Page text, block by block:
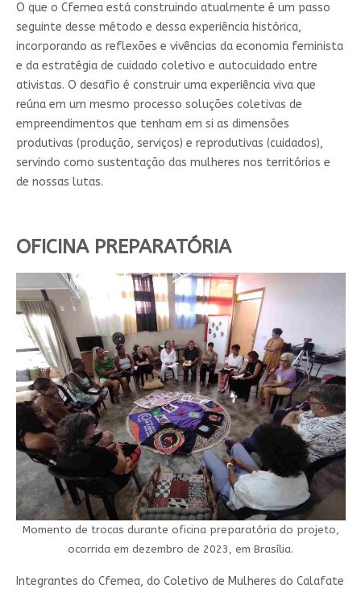
O que o Cfemea está construindo atualmente é um passo
seguinte desse método e dessa experiência histórica,
incorporando as reflexões e vivências da economia feminista
e da estratégia de cuidado coletivo e autocuidado entre
ativistas. O desafio é construir uma experiência viva que
reúna em um mesmo processo soluções coletivas de
empreendimentos que tenham em si as dimensões
produtivas (produção, serviços) e reprodutivas (cuidados),
servindo como sustentação das mulheres nos territórios e
de nossas lutas.
OFICINA PREPARATÓRIA
Momento de trocas durante oficina preparatória do projeto,
ocorrida em dezembro de 2023, em Brasília.
Integrantes do Cfemea, do Coletivo de Mulheres do Calafate